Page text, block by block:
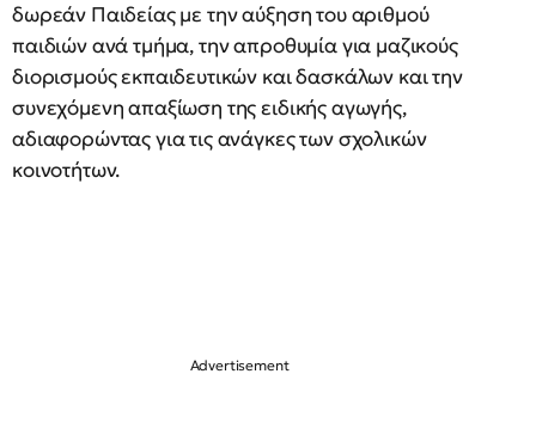
δωρεάν Παιδείας με την αύξηση του αριθμού
παιδιών ανά τμήμα, την απροθυμία για μαζικούς
διορισμούς εκπαιδευτικών και δασκάλων και την
συνεχόμενη απαξίωση της ειδικής αγωγής,
αδιαφορώντας για τις ανάγκες των σχολικών
κοινοτήτων.